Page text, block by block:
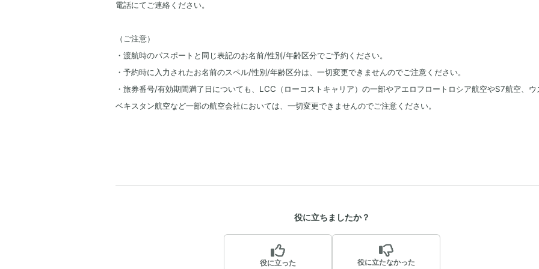
電話にてご連絡ください。
（ご注意）
・渡航時のパスポートと同じ表記のお名前/性別/年齢区分でご予約ください。
・予約時に入力されたお名前のスペル/性別/年齢区分は、一切変更できませんのでご注意ください。
・旅券番号/有効期間満了日についても、LCC（ローコストキャリア）の一部やアエロフロートロシア航空やS7航空、ウ
ベキスタン航空など一部の航空会社においては、一切変更できませんのでご注意ください。
役に立ちましたか？
役に立った 役に立たなかった